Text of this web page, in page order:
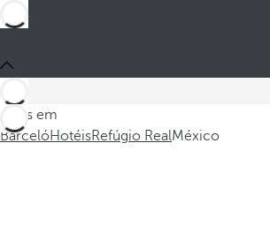
Estes em
BarcelóHotéisRefúgio RealMéxico